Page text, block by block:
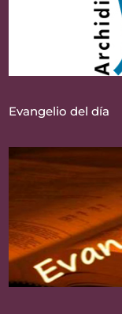
Evangelio del día